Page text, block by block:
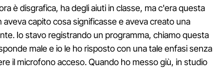
è disgrafica, ha degli aiuti in classe, ma c'era questa
aveva capito cosa significasse e aveva creato una
Io stavo registrando un programma, chiamo questa
male e io le ho risposto con una tale enfasi senza
il microfono acceso. Quando ho messo giù, in studio